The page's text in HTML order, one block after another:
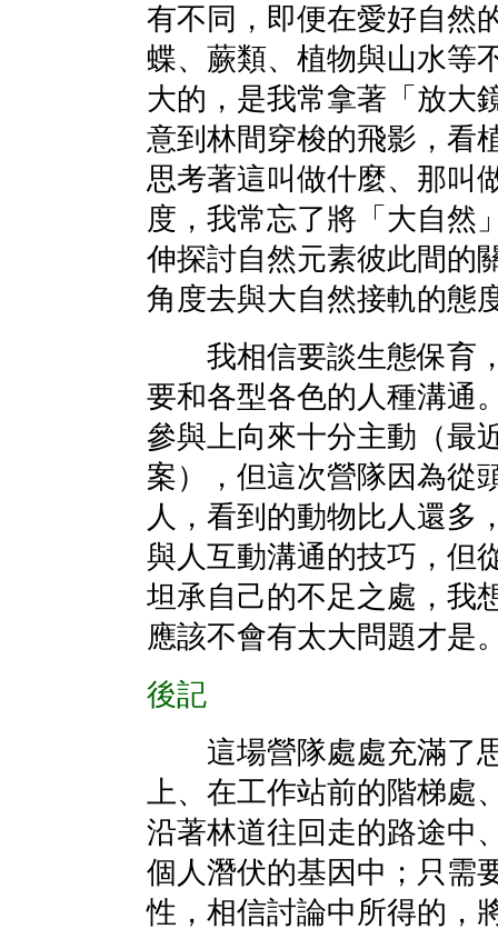
有不同，即便在愛好自然
蝶、蕨類、植物與山水等
大的，是我常拿著「放大
意到林間穿梭的飛影，看
思考著這叫做什麼、那叫
度，我常忘了將「大自然
伸探討自然元素彼此間的
角度去與大自然接軌的態
我相信要談生態保育，
要和各型各色的人種溝通
參與上向來十分主動（最
案），但這次營隊因為從
人，看到的動物比人還多
與人互動溝通的技巧，但
坦承自己的不足之處，我
應該不會有太大問題才是
後記
這場營隊處處充滿了思
上、在工作站前的階梯處
沿著林道往回走的路途中
個人潛伏的基因中；只需
性，相信討論中所得的，